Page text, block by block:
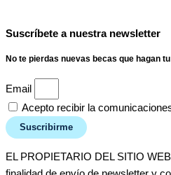
Suscríbete a nuestra newsletter
No te pierdas nuevas becas que hagan
Email
Acepto recibir la
Suscribirme
EL PROPIETARIO DEL SITIO